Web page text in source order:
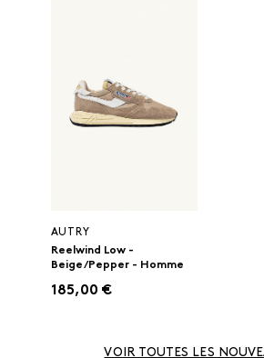
AUTRY
Reelwind Low -
Beige/Pepper - Homme
185,00 €
VOIR TOUTES LES